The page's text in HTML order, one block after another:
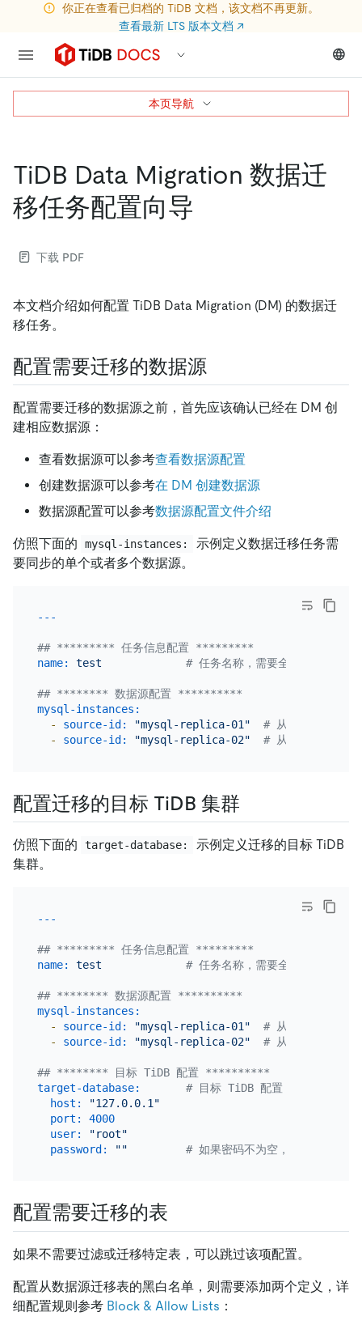
你正在查看已归档的 TiDB 文档，该文档不再更新。
查看最新 LTS 版本文档 ↗
TiDB Data Migration 数据迁
移任务配置向导
下载 PDF
本文档介绍如何配置 TiDB Data Migration (DM) 的数据迁
移任务。
配置需要迁移的数据源
配置需要迁移的数据源之前，首先应该确认已经在 DM 创
建相应数据源：
查看数据源可以参考查看数据源配置
创建数据源可以参考在 DM 创建数据源
数据源配置可以参考数据源配置文件介绍
仿照下面的 mysql-instances:
示例定义数据迁移任务需
要同步的单个或者多个数据源。
## ********* 任务信息配置 *********
name:
test # 任务名称，需要全局唯一
## ******** 数据源配置 **********
mysql-instances:
-
source-id: "mysql-replica-01"
# 从 source-id
-
source-id: "mysql-replica-02" # 从 source-id
配置迁移的目标 TiDB 集群
仿照下面的 target-database:
示例定义迁移的目标 TiDB
集群。
## ********* 任务信息配置 *********
name:
test # 任务名称，需要全局唯一
## ******** 数据源配置 **********
mysql-instances:
-
source-id: "mysql-replica-01"
# 从 source-id
-
source-id: "mysql-replica-02" # 从 source-id
## ******** 目标 TiDB 配置 **********
target-database:
# 目标 TiDB 配置
host:
"127.0.0.1"
port:
4000
user:
"root"
password:
"" # 如果密码不为空，则推荐使用
配置需要迁移的表
如果不需要过滤或迁移特定表，可以跳过该项配置。
配置从数据源迁移表的黑白名单，则需要添加两个定义，详
细配置规则参考 Block & Allow Lists ：
本页导航